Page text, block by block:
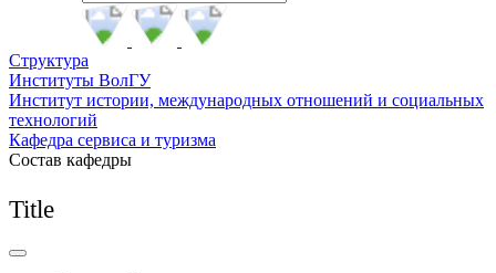
Структура
Институты ВолГУ
Институт истории, международных отношений и социальных
технологий
Кафедра сервиса и туризма
Состав кафедры
Title